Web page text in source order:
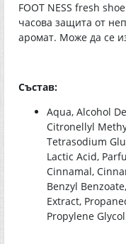
FOOT NESS fresh
часова защита от
аромат. Може да се
Състав:
Aqua, Alcohol
Citronellyl
Tetrasodium
Lactic Acid,
Cinnamal,
Benzyl
Extract,
Propylene